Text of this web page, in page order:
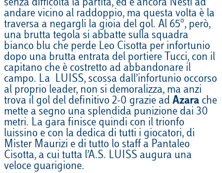
senza difficoltà la partita, ed è ancora Nesti ad
andare vicino al raddoppio, ma questa volta è la
traversa a negargli la gioia del gol. Al 65°, però,
una brutta tegola si abbatte sulla squadra
bianco blu che perde Leo Cisotta per infortunio
dopo una brutta entrata del portiere Tucci, con il
capitano che è costretto ad abbandonare il
campo. La LUISS, scossa dall’infortunio occorso
al proprio leader, non si demoralizza, ma anzi
trova il gol del definitivo 2-0 grazie ad Azara che
mette a segno una splendida punizione dai 30
metri. La gara finisce quindi con il trionfo
luissino e con la dedica di tutti i giocatori, di
Mister Maurizi e di tutto lo staff a Pantaleo
Cisotta, a cui tutta l’A.S. LUISS augura una
veloce guarigione.